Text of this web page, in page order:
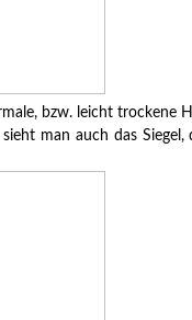
bzw. leicht trockene
man auch das